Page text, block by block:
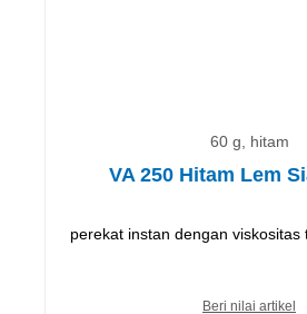
60 g, hitam
VA 250 Hitam Lem
perekat instan dengan viskositas
Beri nilai artikel